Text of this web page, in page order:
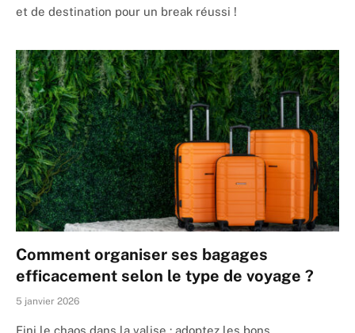
et de destination pour un break réussi !
Comment organiser ses bagages
efficacement selon le type de voyage ?
5 janvier 2026
Fini le chaos dans la valise : adoptez les bons